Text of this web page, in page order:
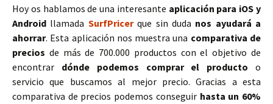
Hoy os hablamos de una interesante aplicación para iOS y
Android llamada SurfPricerque sin duda nos ayudará a
ahorrar. Esta aplicación nos muestra una comparativa de
precios de más de 700.000 productos con el objetivo de
encontrar dónde podemos comprar el producto o
servicio que buscamos al mejor precio. Gracias a esta
comparativa de precios podemos conseguir hasta un 60%